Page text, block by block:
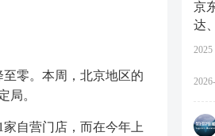
京
达
零。本周，北京地区的
局。
自营门店，而在今年上